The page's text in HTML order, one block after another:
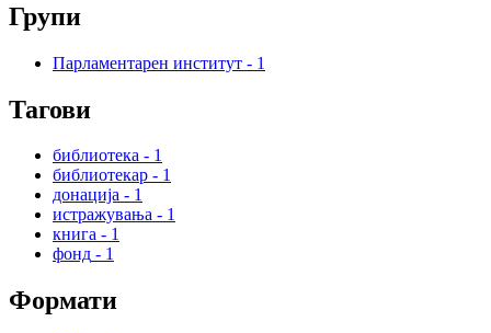
Групи
Парламентарен институт - 1
Тагови
библиотека - 1
библиотекар - 1
донација - 1
истражувања - 1
книга - 1
фонд - 1
Формати